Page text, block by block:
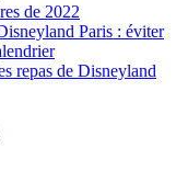
de 2022
Paris : éviter
repas de Disneyland